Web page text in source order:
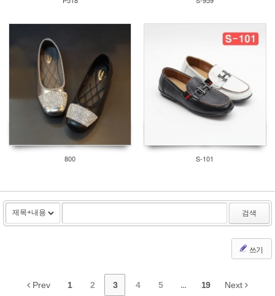
800 S-101
검색
쓰기
Prev 1 2 3 4 5 ... 19 Next